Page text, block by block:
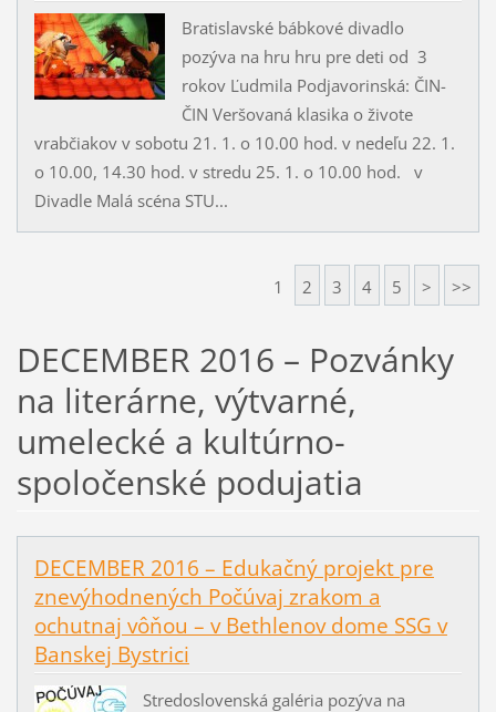
Bratislavské bábkové divadlo
pozýva na hru hru pre deti od 3
rokov Ľudmila Podjavorinská: ČIN-
ČIN Veršovaná klasika o živote
vrabčiakov v sobotu 21. 1. o 10.00 hod. v nedeľu 22. 1.
o 10.00, 14.30 hod. v stredu 25. 1. o 10.00 hod. v
Divadle Malá scéna STU...
1 2 3 4 5 > >>
DECEMBER 2016 – Pozvánky
na literárne, výtvarné,
umelecké a kultúrno-
spoločenské podujatia
DECEMBER 2016 – Edukačný projekt pre
znevýhodnených Počúvaj zrakom a
ochutnaj vôňou – v Bethlenov dome SSG v
Banskej Bystrici
Stredoslovenská galéria pozýva na